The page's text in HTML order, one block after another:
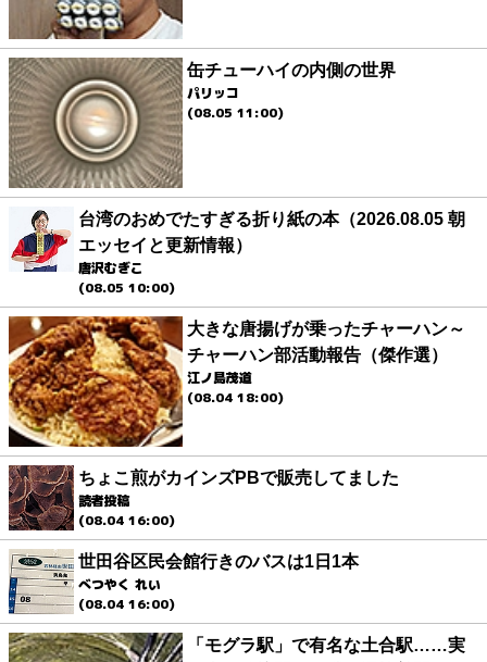
缶チューハイの内側の世界
パリッコ
(08.05 11:00)
台湾のおめでたすぎる折り紙の本（2026.08.05 朝
エッセイと更新情報）
唐沢むぎこ
(08.05 10:00)
大きな唐揚げが乗ったチャーハン～
チャーハン部活動報告（傑作選）
江ノ島茂道
(08.04 18:00)
ちょこ煎がカインズPBで販売してました
読者投稿
(08.04 16:00)
世田谷区民会館行きのバスは1日1本
べつやく れい
(08.04 16:00)
「モグラ駅」で有名な土合駅……実